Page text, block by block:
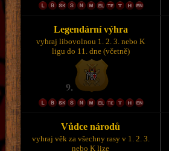
Legendární výhra
vyhraj libovolnou 1. 2. 3. nebo K
ligu do 11. dne (včetně)
Vůdce národů
vyhraj věk za všechny rasy v 1. 2. 3.
nebo K lize